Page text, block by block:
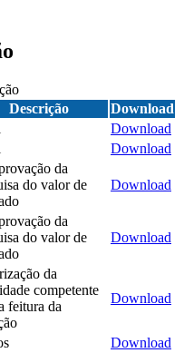
Descrição
Download
Download
Download
da
do valor de
Download
da
do valor de
Download
da
competente
feitura da
Download
Download